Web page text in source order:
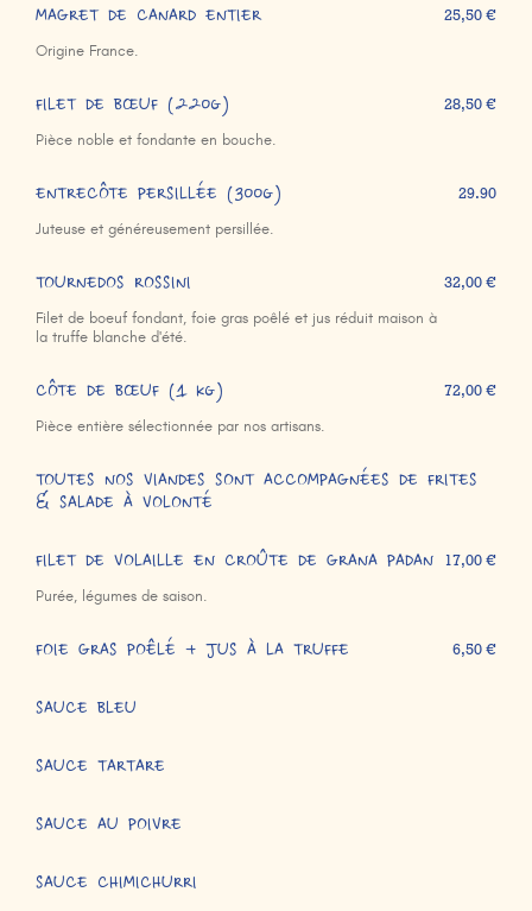
MAGRET DE CANARD ENTIER
Origine France.
25,50 €
FILET DE BŒUF (220g)
Pièce noble et fondante en bouche.
28,50 €
ENTRECÔTE PERSILLÉE (300g)
Juteuse et généreusement persillée.
29.90
TOURNEDOS ROSSINI
Filet de boeuf fondant, foie gras poêlé et jus réduit maison à
la truffe blanche d'été.
32,00 €
CÔTE DE BŒUF (1 kg)
Pièce entière sélectionnée par nos artisans.
72,00 €
TOUTES NOS VIANDES SONT ACCOMPAGNÉES DE FRITES
& SALADE À VOLONTÉ
FILET DE VOLAILLE EN CROÛTE DE GRANA PADAN
Purée, légumes de saison.
17,00 €
FOIE GRAS POÊLÉ + JUS À LA TRUFFE 6,50 €
SAUCE BLEU
SAUCE TARTARE
SAUCE AU POIVRE
SAUCE CHIMICHURRI